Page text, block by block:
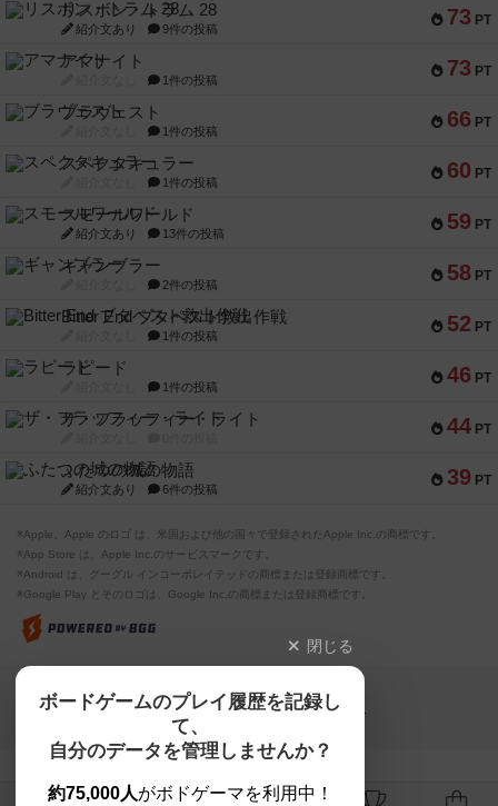
73 PT
リスボン・トラム 28
紹介文あり 9件の投稿
73 PT
アマナイト
1件の投稿
66 PT
ブラヴェスト
1件の投稿
60 PT
スペクタキュラー
1件の投稿
59 PT
スモールワールド
紹介文あり 13件の投稿
58 PT
ギャンブラー
2件の投稿
52 PT
Bitter End ブタペスト救出作戦
1件の投稿
46 PT
ラピード
1件の投稿
44 PT
ザ・フラッフィー・ライト
39 PT
ふたつの城の物語
紹介文あり 6件の投稿
※Apple、Apple のロゴ は、米国および他の国々で登録されたApple Inc.の商標です。
※App Store は、Apple Inc.のサービスマークです。
※Android は、グーグル インコーポレイテッドの商標または登録商標です。
※Google Play とそのロゴは、Google Inc.の商標または登録商標です。
閉じる
ボードゲームのプレイ履歴を記録し
て、
自分のデータを管理しませんか？
約75,000人がボドゲーマを利用中！
Copyright (c)
【ボドゲーマ】ボードゲームの総合情報サイト